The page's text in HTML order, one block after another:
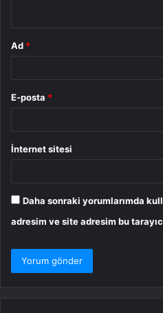
Ad *
E-posta *
İnternet sitesi
Daha sonraki yorumlarımda
adresim ve site adresim bu